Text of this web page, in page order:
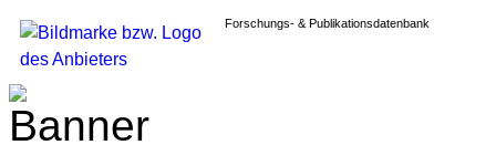
Forschungs- & Publikationsdatenbank